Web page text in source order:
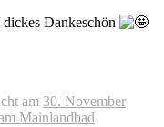
dickes Dankeschön
am 30. November
Mainlandbad